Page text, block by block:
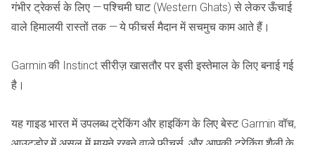
गंभीर ट्रेकर्स के लिए — पश्चिमी घाट (Western Ghats) से लेकर ऊँचाई
वाले हिमालयी रास्तों तक — ये फीचर्स मैदान में सचमुच काम आते हैं।
Garmin की Instinct सीरीज़ खासतौर पर इसी इस्तेमाल के लिए बनाई गई
है।
यह गाइड भारत में उपलब्ध ट्रेकिंग और हाइकिंग के लिए बेस्ट Garmin वॉच,